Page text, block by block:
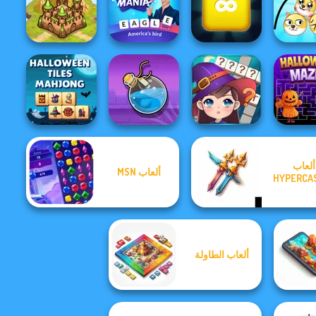
Jigsaw
Xmas Sliding
10X10 Gems
Deluxe
Break n Bounce
Draw 2
Merge Block
2048
Word Mania
Takeover
Witch Crossword
Halloween Tiles
Mahjong
ألعاب
ألعاب MSN
ألعاب الطاولة